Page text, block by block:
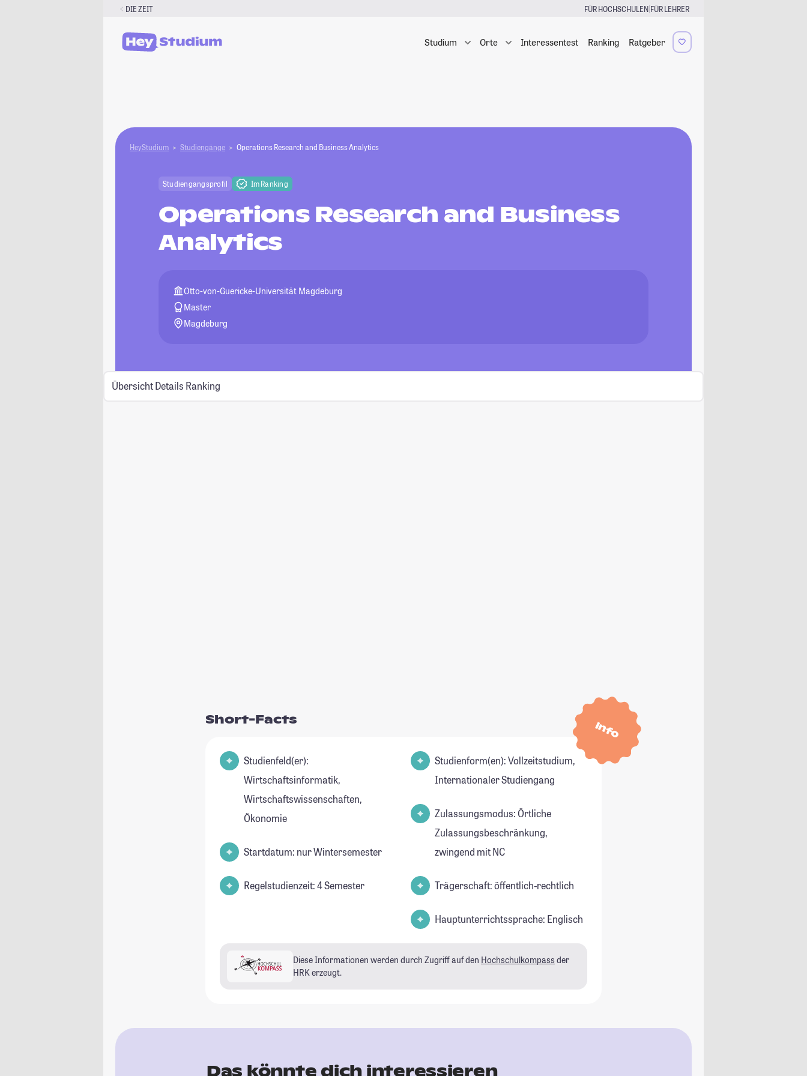
DIE ZEIT FÜR HOCHSCHULEN|FÜR LEHRER
Studium Orte Interessentest Ranking Ratgeber
HeyStudium Studiengänge Operations Research and Business Analytics
Studiengangsprofil Im Ranking
Operations Research and Business
Analytics
Otto-von-Guericke-Universität Magdeburg
Master
Magdeburg
Übersicht Details Ranking
Info
Short-Facts
Studienfeld(er):
Wirtschaftsinformatik,
Wirtschaftswissenschaften,
Ökonomie
Startdatum: nur Wintersemester
Regelstudienzeit: 4 Semester
Studienform(en): Vollzeitstudium,
Internationaler Studiengang
Zulassungsmodus: Örtliche
Zulassungsbeschränkung,
zwingend mit NC
Trägerschaft: öffentlich-rechtlich
Hauptunterrichtssprache: Englisch
Diese Informationen werden durch Zugriff auf den Hochschulkompass der
HRK erzeugt.
Das könnte dich interessieren